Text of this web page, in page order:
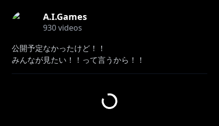
A.I.Games
930videos
公開予定なかったけど！！
みんなが見たい！！って言うから！！
公開します！下手くそすぎても怒るなよ！？！？
--------------------------------------------------------------------------------